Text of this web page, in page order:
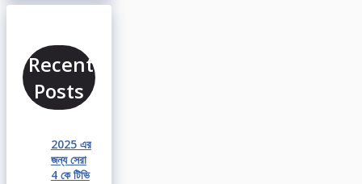
Recent
Posts
2025 এর
জন্য সেরা
4 কে টিভি